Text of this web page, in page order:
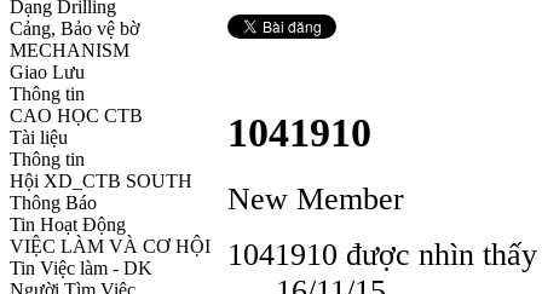
Dạng Drilling
Cảng, Bảo vệ bờ
MECHANISM
Giao Lưu
Thông tin
CAO HỌC CTB
Tài liệu
Thông tin
Hội XD_CTB SOUTH
Thông Báo
Tin Hoạt Động
VIỆC LÀM VÀ CƠ HỘI
Tin Việc làm - DK
1041910
New Member
1041910 được nhìn